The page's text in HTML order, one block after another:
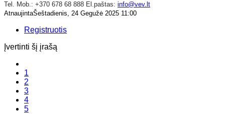
Tel. Mob.: +370 678 68 888 El.paštas: info@vev.lt
AtnaujintaŠeštadienis, 24 Gegužė 2025 11:00
Registruotis
Įvertinti šį įrašą
1
2
3
4
5